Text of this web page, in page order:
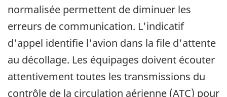
normalisée permettent de diminuer les
erreurs de communication. L'indicatif
d'appel identifie l'avion dans la file d'attente
au décollage. Les équipages doivent écouter
attentivement toutes les transmissions du
contrôle de la circulation aérienne (ATC) pour